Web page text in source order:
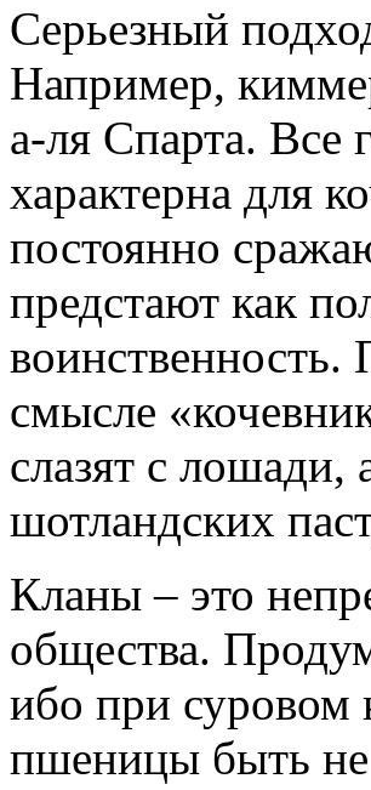
Серьезный
Например,
а-ля Спарта. Все
характерна для
постоянно
предстают как
смысле
слазят с лошади,
шотландских
Кланы – это
общества.
ибо при суровом
пшеницы быть